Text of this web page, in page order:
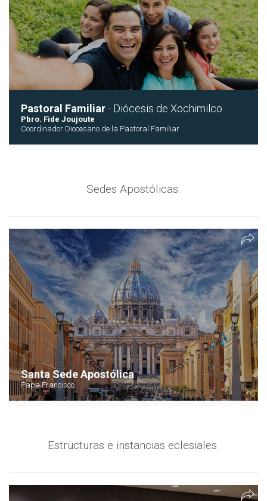
Pastoral Familiar- Diócesis de Xochimilco
Pbro. Fide Joujoute
Coordinador Diocesano de la Pastoral Familiar
Sedes Apostólicas.
Santa Sede Apostólica
Papa Francisco
Estructuras e instancias eclesiales.